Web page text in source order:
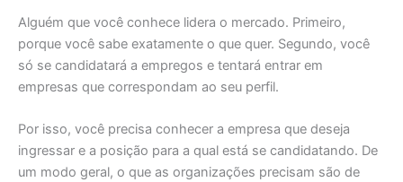
Alguém que você conhece lidera o mercado. Primeiro,
porque você sabe exatamente o que quer. Segundo, você
só se candidatará a empregos e tentará entrar em
empresas que correspondam ao seu perfil.
Por isso, você precisa conhecer a empresa que deseja
ingressar e a posição para a qual está se candidatando. De
um modo geral, o que as organizações precisam são de